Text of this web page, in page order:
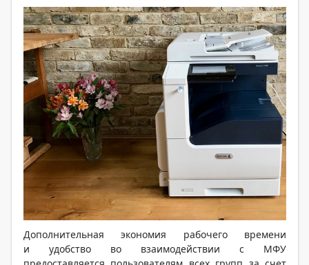
Дополнительная экономия рабочего времени
и удобство во взаимодействии с МФУ